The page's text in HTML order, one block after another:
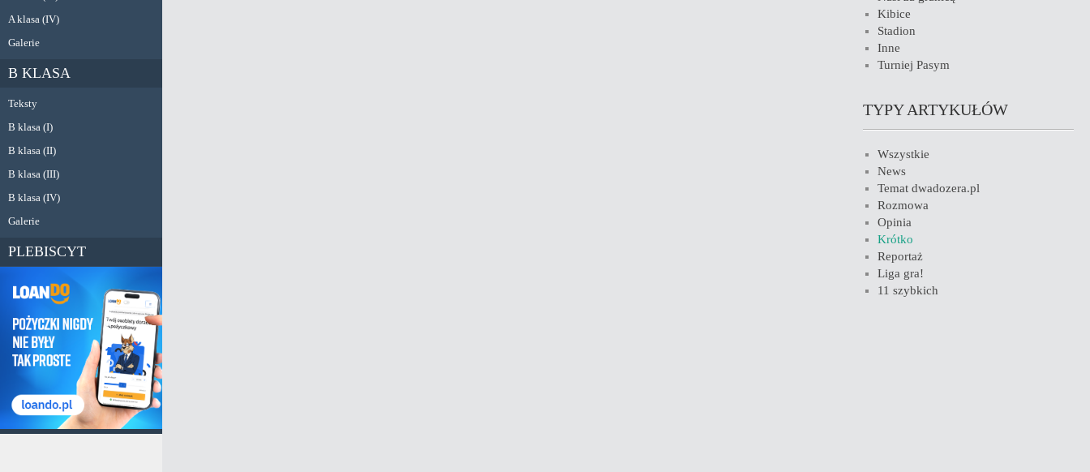
A klasa (IV)
Galerie
B KLASA
Teksty
B klasa (I)
B klasa (II)
B klasa (III)
B klasa (IV)
Galerie
PLEBISCYT
Kibice
Stadion
Inne
Turniej Pasym
TYPY ARTYKUŁÓW
Wszystkie
News
Temat dwadozera.pl
Rozmowa
Opinia
Krótko
Reportaż
Liga gra!
11 szybkich